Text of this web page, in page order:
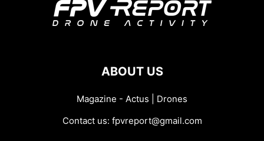
ABOUT US
Magazine - Actus | Drones
Contact us: fpvreport@gmail.com